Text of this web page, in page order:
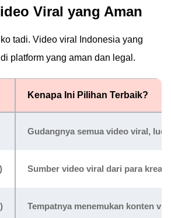
Viral yang Aman
tadi. Video viral Indonesia yang
platform yang aman dan legal.
Kenapa Ini Pilihan Terbaik?
Gudangnya semua video viral,
Sumber video viral dari para
Tempatnya menemukan konten